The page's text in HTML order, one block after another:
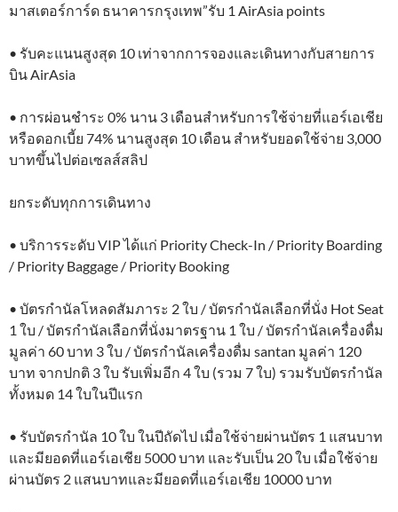
มาสเตอร์การ์ด ธนาคารกรุงเทพ”รับ 1 AirAsia points
• รับคะแนนสูงสุด 10 เท่าจากการจองและเดินทางกับสายการ
บิน AirAsia
• การผ่อนชำระ 0% นาน 3 เดือนสำหรับการใช้จ่ายที่แอร์เอเชีย
หรือดอกเบี้ย 74% นานสูงสุด 10 เดือน สำหรับยอดใช้จ่าย 3,000
บาทขึ้นไปต่อเซลส์สลิป
ยกระดับทุกการเดินทาง
• บริการระดับ VIP ได้แก่ Priority Check-In / Priority Boarding
/ Priority Baggage / Priority Booking
• บัตรกำนัลโหลดสัมภาระ 2 ใบ / บัตรกำนัลเลือกที่นั่ง Hot Seat
1 ใบ / บัตรกำนัลเลือกที่นั่งมาตรฐาน 1 ใบ / บัตรกำนัลเครื่องดื่ม
มูลค่า 60 บาท 3 ใบ / บัตรกำนัลเครื่องดื่ม santan มูลค่า 120
บาท จากปกติ 3 ใบ รับเพิ่มอีก 4 ใบ (รวม 7 ใบ) รวมรับบัตรกำนัล
ทั้งหมด 14 ใบในปีแรก
• รับบัตรกำนัล 10 ใบ ในปีถัดไป เมื่อใช้จ่ายผ่านบัตร 1 แสนบาท
และมียอดที่แอร์เอเชีย 5000 บาท และรับเป็น 20 ใบ เมื่อใช้จ่าย
ผ่านบัตร 2 แสนบาทและมียอดที่แอร์เอเชีย 10000 บาท